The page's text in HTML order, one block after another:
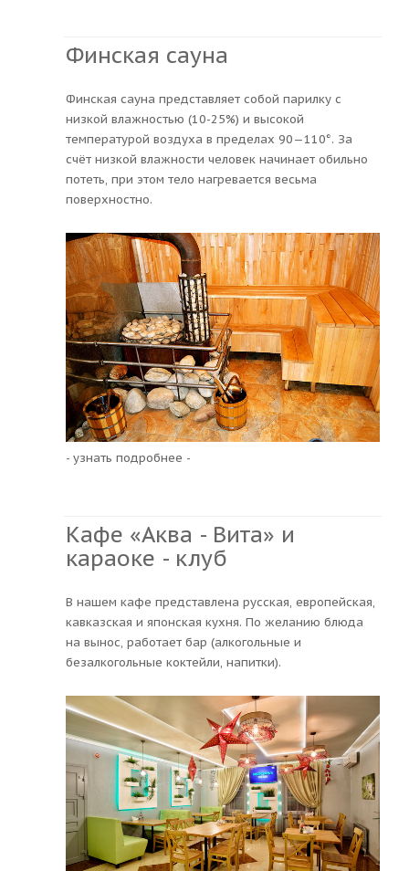
Финская сауна
Финская сауна представляет собой парилку с
низкой влажностью (10-25%) и высокой
температурой воздуха в пределах 90—110°. За
счёт низкой влажности человек начинает обильно
потеть, при этом тело нагревается весьма
поверхностно.
- узнать подробнее -
Кафе «Аква - Вита» и
караоке - клуб
В нашем кафе представлена русская, европейская,
кавказская и японская кухня. По желанию блюда
на вынос, работает бар (алкогольные и
безалкогольные коктейли, напитки).